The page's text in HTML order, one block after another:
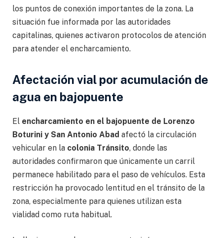
los puntos de conexión importantes de la zona. La
situación fue informada por las autoridades
capitalinas, quienes activaron protocolos de atención
para atender el encharcamiento.
Afectación vial por acumulación de
agua en bajopuente
El encharcamiento en el bajopuente de Lorenzo
Boturini y San Antonio Abad afectó la circulación
vehicular en la colonia Tránsito, donde las
autoridades confirmaron que únicamente un carril
permanece habilitado para el paso de vehículos. Esta
restricción ha provocado lentitud en el tránsito de la
zona, especialmente para quienes utilizan esta
vialidad como ruta habitual.